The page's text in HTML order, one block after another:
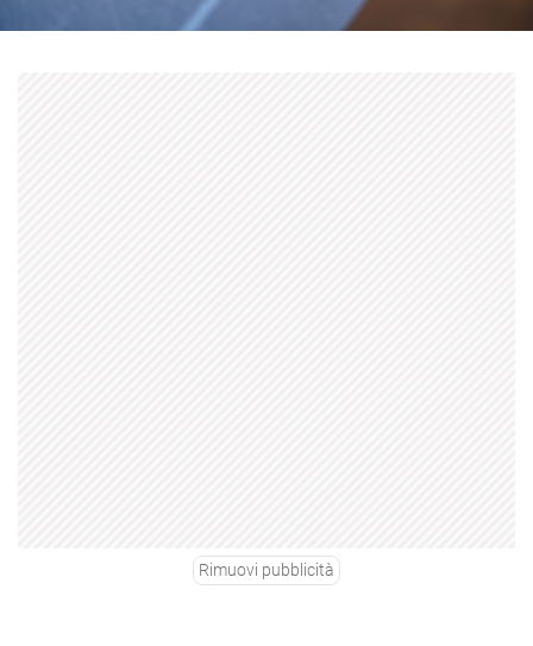
Rimuovi pubblicità